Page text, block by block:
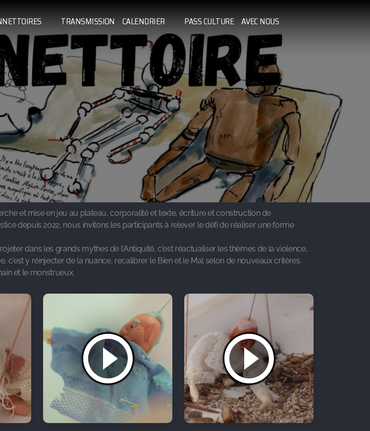
TRANSMISSION CALENDRIER PASS CULTURE AVEC NOUS
et mise en jeu au plateau, corporalité et texte, écriture et construction de
depuis 2022, nous invitons les participants à relever le défi de réaliser une forme
dans les grands mythes de l'Antiquité, c'est réactualiser les thèmes de la violence,
c'est y réinjecter de la nuance, recalibrer le Bien et le Mal selon de nouveaux critères.
et le monstrueux.